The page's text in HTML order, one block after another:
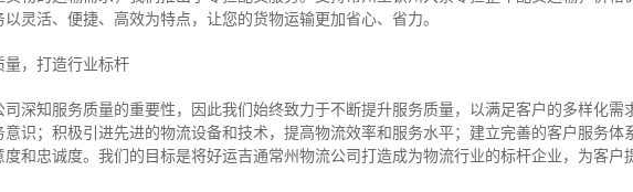
灵活、便捷、高效为特点，让您的货物运输更加省心、省力。
，打造行业标杆
深知服务质量的重要性，因此我们始终致力于不断提升服务质量，以满足客户的多样化需
意识；积极引进先进的物流设备和技术，提高物流效率和服务水平；建立完善的客户服务体
和忠诚度。我们的目标是将好运吉通常州物流公司打造成为物流行业的标杆企业，为客户